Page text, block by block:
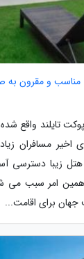
مناسب و مقرون به
تایلند واقع
اخیر مسافران
زیبا دسترسی
امر سبب می
جهان برای اقامت...